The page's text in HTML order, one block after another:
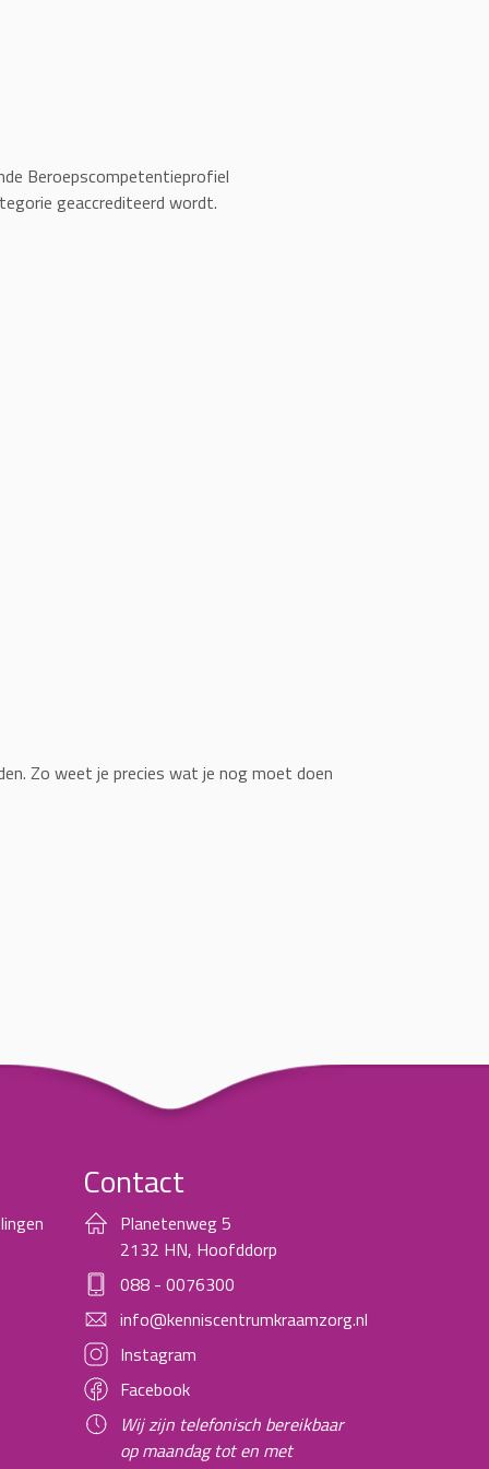
Beroepscompetentieprofiel
geaccrediteerd wordt.
Zo weet je precies wat je nog moet doen
Contact
Planetenweg 5
2132 HN, Hoofddorp
088 - 0076300
info@kenniscentrumkraamzorg.nl
Instagram
Facebook
Wij zijn telefonisch bereikbaar
op maandag tot en met